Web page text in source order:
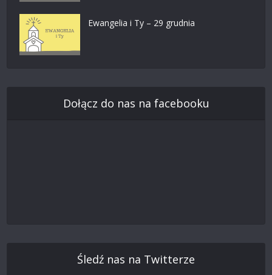
Ewangelia i Ty – 29 grudnia
Dołącz do nas na facebooku
Śledź nas na Twitterze